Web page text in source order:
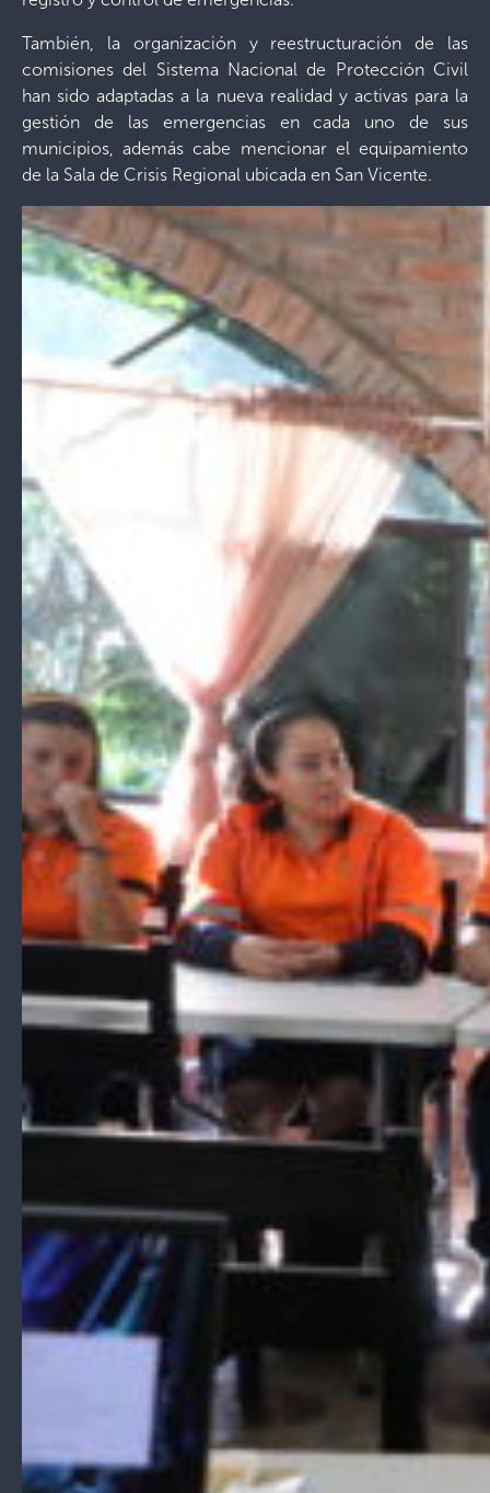
También, la organización y reestructuración de las
comisiones del Sistema Nacional de Protección Civil
han sido adaptadas a la nueva realidad y activas para la
gestión de las emergencias en cada uno de sus
municipios, además cabe mencionar el equipamiento
de la Sala de Crisis Regional ubicada en San Vicente.